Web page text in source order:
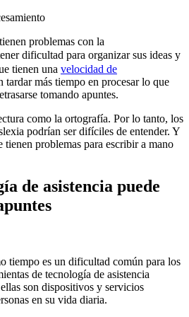
problemas con la
dificultad para organizar sus ideas y
tienen una velocidad de
tardar más tiempo en procesar lo que
tomando apuntes.
como la ortografía. Por lo tanto, los
podrían ser difíciles de entender. Y
tienen problemas para escribir a mano
de asistencia puede
tiempo es un dificultad común para los
de tecnología de asistencia
son dispositivos y servicios
en su vida diaria.